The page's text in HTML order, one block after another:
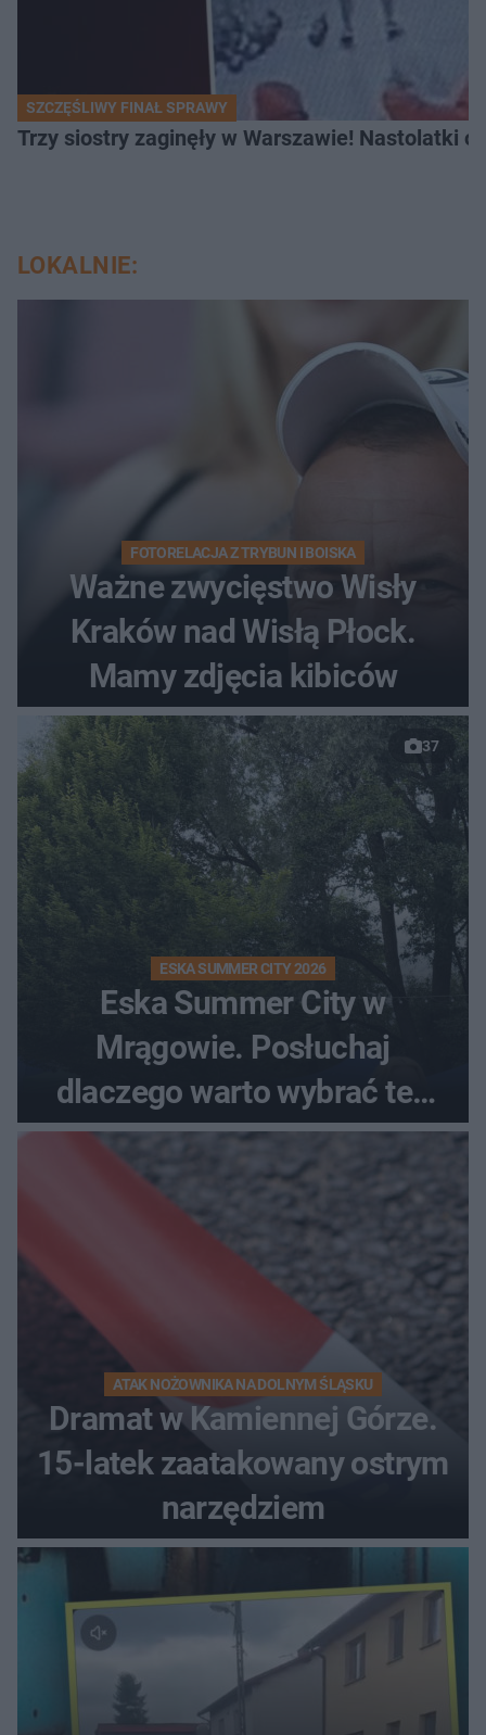
SZCZĘŚLIWY FINAŁ SPRAWY
Trzy siostry zaginęły w Warszawie! Nastolatki
LOKALNIE:
FOTORELACJA Z TRYBUN I BOISKA
Ważne zwycięstwo Wisły
Kraków nad Wisłą Płock.
Mamy zdjęcia kibiców
37
ESKA SUMMER CITY 2026
Eska Summer City w
Mrągowie. Posłuchaj
dlaczego warto wybrać ten
kierunek na urlop!
ATAK NOŻOWNIKA NA DOLNYM ŚLĄSKU
Dramat w Kamiennej Górze.
15-latek zaatakowany ostrym
narzędziem